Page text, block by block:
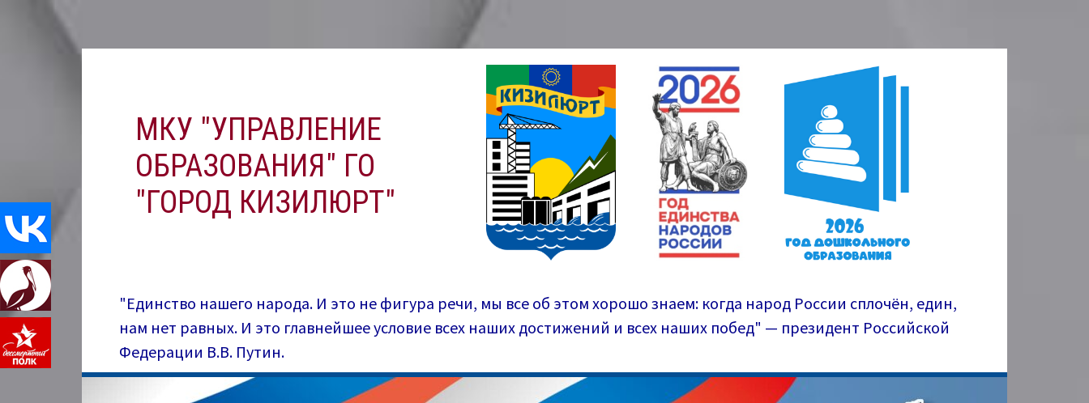
Перейти
МКУ "УПРАВЛЕНИЕ
ОБРАЗОВАНИЯ" ГО
"ГОРОД КИЗИЛЮРТ"
"Единство нашего народа. И это не фигура речи, мы все об этом хорошо знаем: когда народ России сплочён, един,
нам нет равных. И это главнейшее условие всех наших достижений и всех наших побед" — президент Российской
Федерации В.В. Путин.